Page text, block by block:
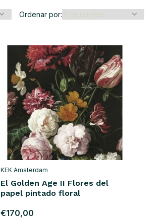
Ordenar por:
KEK Amsterdam
El Golden Age II Flores del
papel pintado floral
€170,00